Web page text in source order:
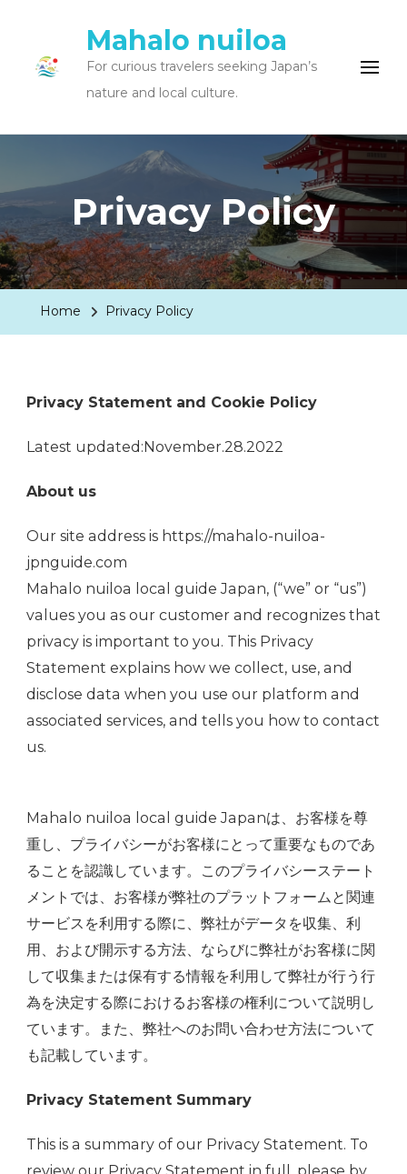
Mahalo nuiloa
For curious travelers seeking Japan’s
nature and local culture.
Privacy Policy
Home Privacy Policy
Privacy Statement and Cookie Policy
Latest updated:November.28.2022
About us
Our site address is https://mahalo-nuiloa-
jpnguide.com
Mahalo nuiloa local guide Japan, (“we” or “us”)
values you as our customer and recognizes that
privacy is important to you. This Privacy
Statement explains how we collect, use, and
disclose data when you use our platform and
associated services, and tells you how to contact
us.
Mahalo nuiloa local guide Japanは、お客様を尊
重し、プライバシーがお客様にとって重要なものであ
ることを認識しています。このプライバシーステート
メントでは、お客様が弊社のプラットフォームと関連
サービスを利用する際に、弊社がデータを収集、利
用、および開示する方法、ならびに弊社がお客様に関
して収集または保有する情報を利用して弊社が行う行
為を決定する際におけるお客様の権利について説明し
ています。また、弊社へのお問い合わせ方法について
も記載しています。
Privacy Statement Summary
This is a summary of our Privacy Statement. To